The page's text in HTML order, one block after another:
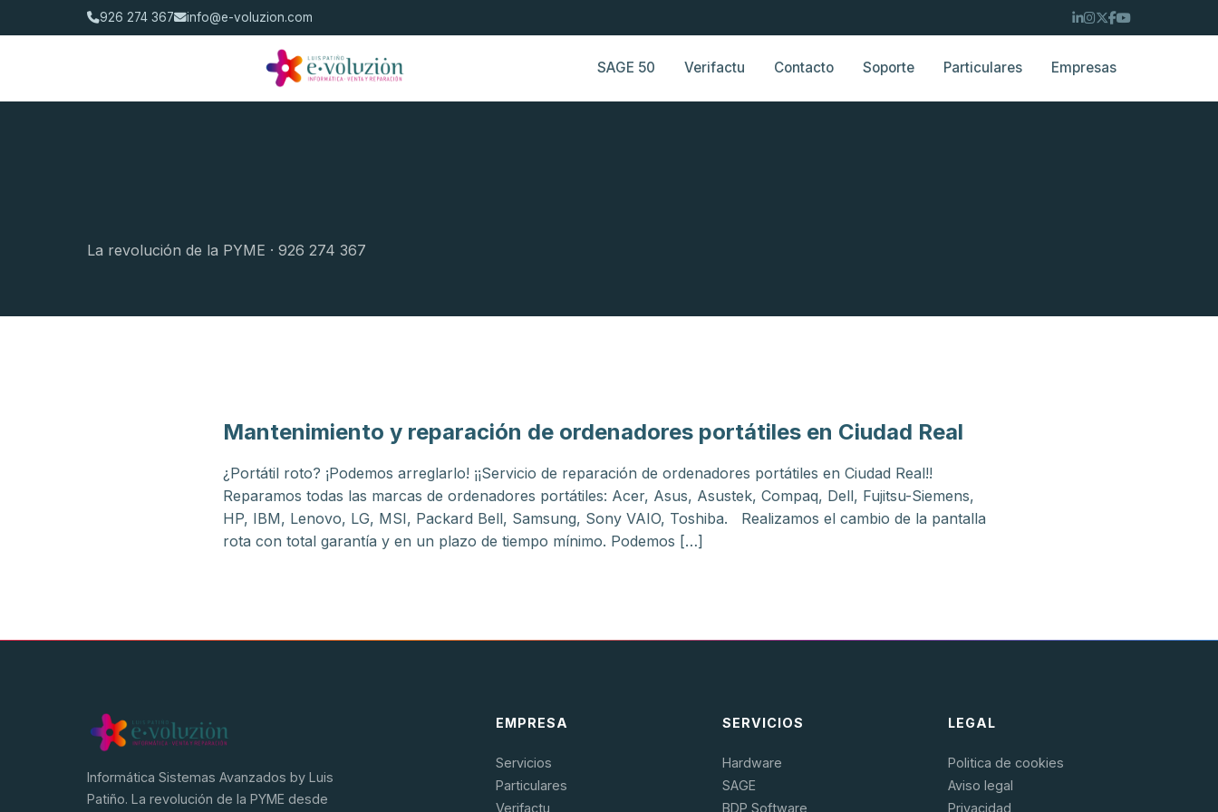
926 274 367 info@e-voluzion.com
SAGE 50 Verifactu Contacto Soporte Particulares Empresas
La revolución de la PYME · 926 274 367
Mantenimiento y reparación de ordenadores portátiles en Ciudad Real
¿Portátil roto? ¡Podemos arreglarlo! ¡¡Servicio de reparación de ordenadores portátiles en Ciudad Real!!
Reparamos todas las marcas de ordenadores portátiles: Acer, Asus, Asustek, Compaq, Dell, Fujitsu-Siemens,
HP, IBM, Lenovo, LG, MSI, Packard Bell, Samsung, Sony VAIO, Toshiba. Realizamos el cambio de la pantalla
rota con total garantía y en un plazo de tiempo mínimo. Podemos […]
Informática Sistemas Avanzados by Luis
Patiño. La revolución de la PYME desde
EMPRESA
Servicios
Particulares
Verifactu
SERVICIOS
Hardware
SAGE
BDP Software
LEGAL
Politica de cookies
Aviso legal
Privacidad